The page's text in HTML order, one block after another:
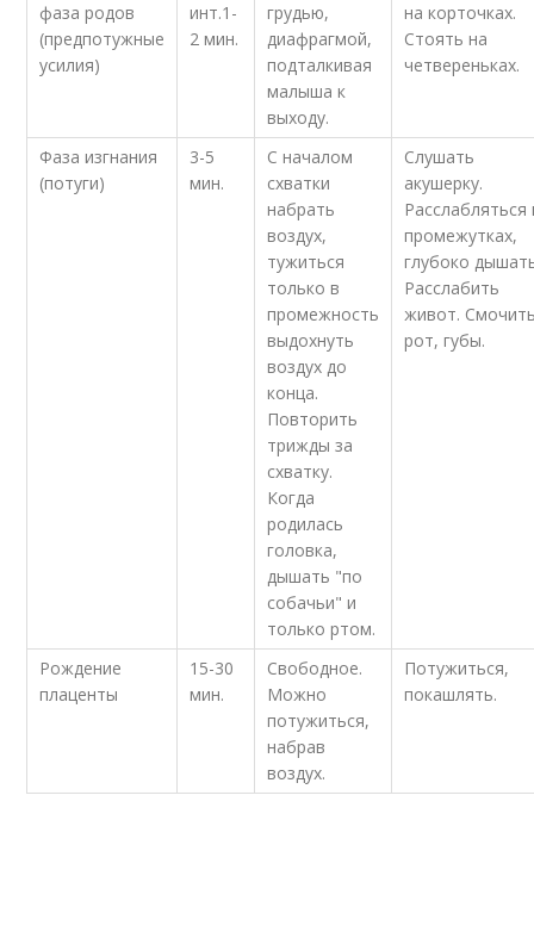
фаза родов
(предпотужные
усилия)
инт.1-
2 мин.
грудью,
диафрагмой,
подталкивая
малыша к
выходу.
на корточках.
Стоять на
четвереньках.
Фаза изгнания
(потуги)
3-5
мин.
С началом
схватки
набрать
воздух,
тужиться
только в
промежность
выдохнуть
воздух до
конца.
Повторить
трижды за
схватку.
Когда
родилась
головка,
дышать "по
собачьи" и
только ртом.
Слушать
акушерку.
Расслабляться
промежутках,
глубоко
Расслабить
живот.
рот, губы.
Рождение
плаценты
15-30
мин.
Свободное.
Можно
потужиться,
набрав
воздух.
Потужиться,
покашлять.